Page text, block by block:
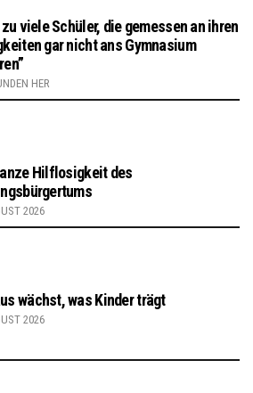
viele Schüler, die gemessen an ihren
gar nicht ans Gymnasium
HER
Hilflosigkeit des
2026
wächst, was Kinder trägt
2026